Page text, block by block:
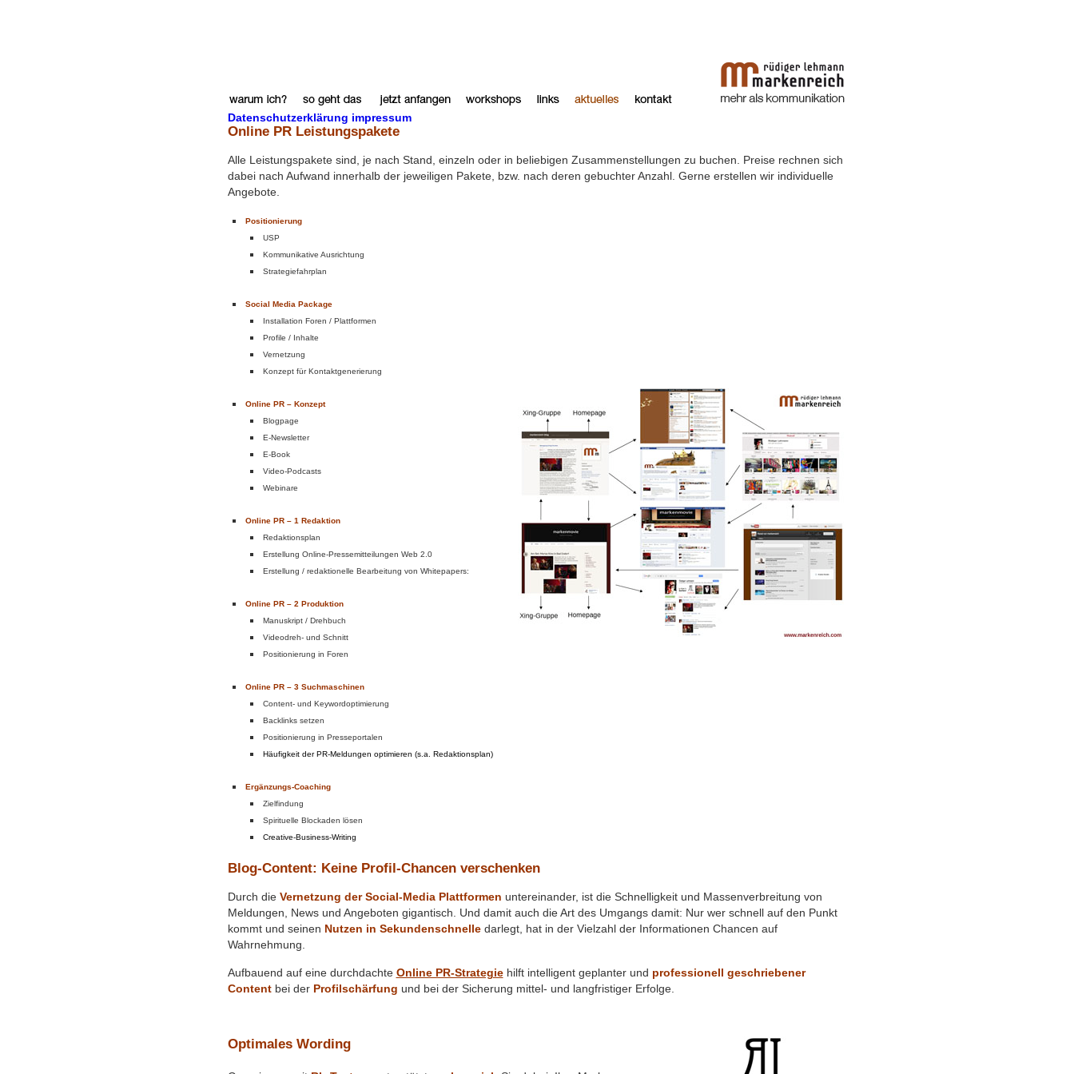
Datenschutzerklärung impressum
Online PR Leistungspakete
Alle Leistungspakete sind, je nach Stand, einzeln oder in beliebigen Zusammenstellungen zu buchen. Preise rechnen sich
dabei nach Aufwand innerhalb der jeweiligen Pakete, bzw. nach deren gebuchter Anzahl. Gerne erstellen wir individuelle
Angebote.
Positionierung
USP
Kommunikative Ausrichtung
Strategiefahrplan
Social Media Package
Installation Foren / Plattformen
Profile / Inhalte
Vernetzung
Konzept für Kontaktgenerierung
Online PR – Konzept
Blogpage
E-Newsletter
E-Book
Video-Podcasts
Webinare
Online PR – 1 Redaktion
Redaktionsplan
Erstellung Online-Pressemitteilungen Web 2.0
Erstellung / redaktionelle Bearbeitung von Whitepapers:
Online PR – 2 Produktion
Manuskript / Drehbuch
Videodreh- und Schnitt
Positionierung in Foren
Online PR – 3 Suchmaschinen
Content- und Keywordoptimierung
Backlinks setzen
Positionierung in Presseportalen
Häufigkeit der PR-Meldungen optimieren (s.a. Redaktionsplan)
Ergänzungs-Coaching
Zielfindung
Spirituelle Blockaden lösen
Creative-Business-Writing
Blog-Content: Keine Profil-Chancen verschenken
Durch die Vernetzung der Social-Media Plattformen untereinander, ist die Schnelligkeit und Massenverbreitung von
Meldungen, News und Angeboten gigantisch. Und damit auch die Art des Umgangs damit: Nur wer schnell auf den Punkt
kommt und seinen Nutzen in Sekundenschnelle darlegt, hat in der Vielzahl der Informationen Chancen auf
Wahrnehmung.
Aufbauend auf eine durchdachte Online PR-Strategiehilft intelligent geplanter und professionell geschriebener
Contentbei der Profilschärfung und bei der Sicherung mittel- und langfristiger Erfolge.
Optimales Wording